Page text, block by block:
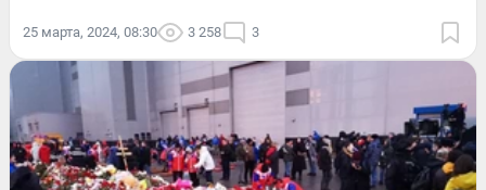
25 марта, 2024, 08:30 3 258 3